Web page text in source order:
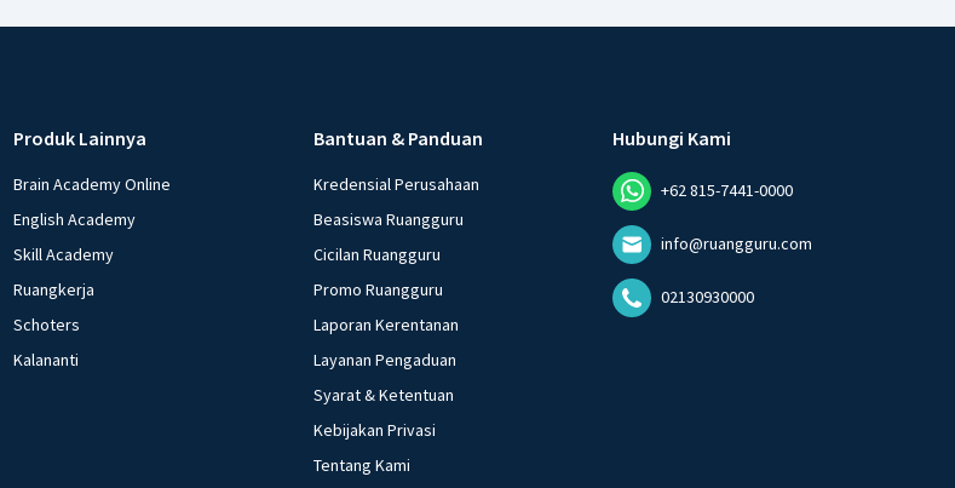
Produk Lainnya
Brain Academy Online
English Academy
Skill Academy
Ruangkerja
Schoters
Kalananti
Bantuan & Panduan
Kredensial Perusahaan
Beasiswa Ruangguru
Cicilan Ruangguru
Promo Ruangguru
Laporan Kerentanan
Layanan Pengaduan
Syarat & Ketentuan
Kebijakan Privasi
Tentang Kami
Hubungi Kami
+62 815-7441-0000
info@ruangguru.com
02130930000